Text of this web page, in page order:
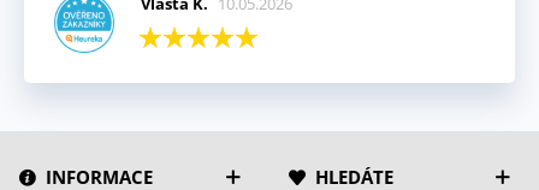
INFORMACE HLEDÁTE